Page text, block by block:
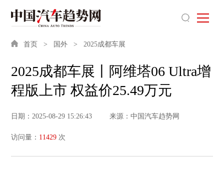
首页 国外 2025成都车展
2025成都车展丨阿维塔06 Ultra增
程版上市 权益价25.49万元
日期：2025-08-29 15:26:43 来源：中国汽车趋势网
访问量： 11429 次